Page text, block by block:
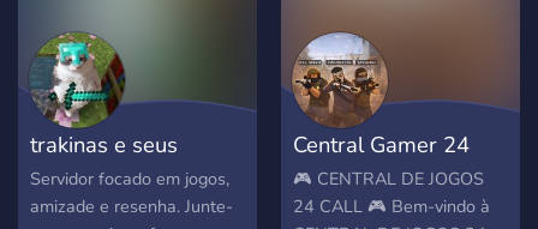
trakinas e seus
amigos
Servidor focado em jogos,
amizade e resenha. Junte-
Central Gamer 24
CALL
🎮 CENTRAL DE JOGOS
24 CALL 🎮 Bem-vindo à